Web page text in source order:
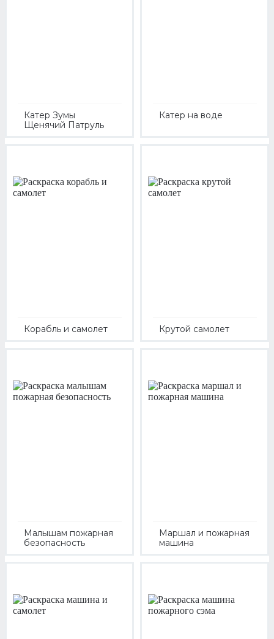
Катер Зумы
Щенячий Патруль
Катер на воде
Корабль и самолет Крутой самолет
Малышам пожарная
безопасность
Маршал и пожарная
машина